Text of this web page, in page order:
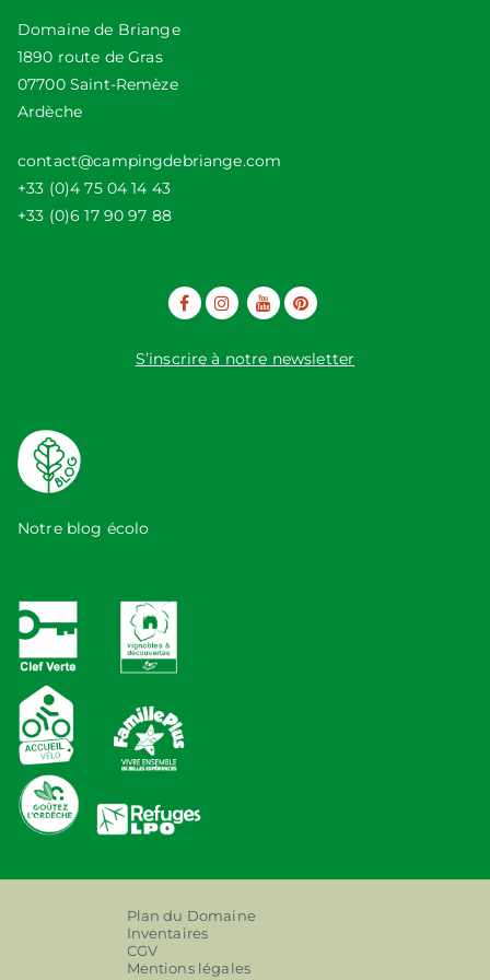
Domaine de Briange
1890 route de Gras
07700 Saint-Remèze
Ardèche
contact@campingdebriange.com
+33 (0)4 75 04 14 43
+33 (0)6 17 90 97 88
S’inscrire à notre newsletter
Notre blog écolo
Plan du Domaine
Inventaires
CGV
Mentions légales